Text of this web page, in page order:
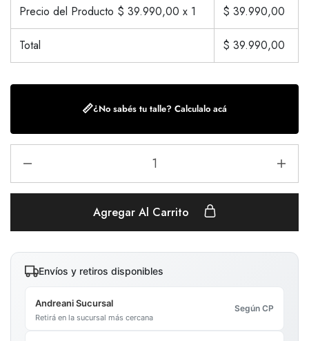
Precio del Producto $ 39.990,00 x 1 $ 39.990,00
Total $ 39.990,00
📏¿No sabés tu talle? Calculalo acá
Agregar Al Carrito
Envíos y retiros disponibles
Andreani Sucursal
Retirá en la sucursal más cercana
Según CP